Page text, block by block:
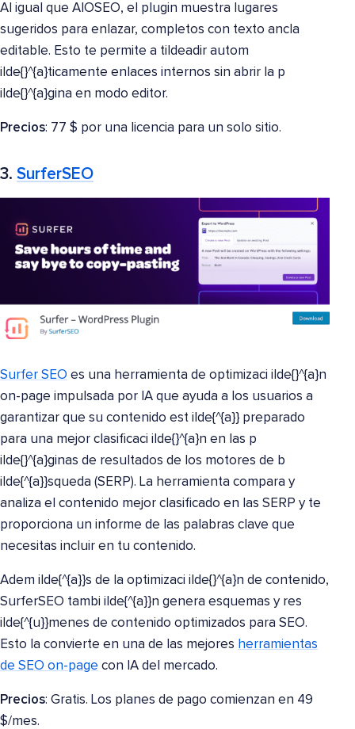
Al igual que AIOSEO, el plugin muestra lugares
sugeridos para enlazar, completos con texto ancla
editable. Esto te permite a tildeadir autom
ilde{}^{a}ticamente enlaces internos sin abrir la p
ilde{}^{a}gina en modo editor.
Precios: 77 $ por una licencia para un solo sitio.
3. SurferSEO
Surfer SEO es una herramienta de optimizaci ilde{}^{a}n
on-page impulsada por IA que ayuda a los usuarios a
garantizar que su contenido est ilde{^{a}} preparado
para una mejor clasificaci ilde{}^{a}n en las p
ilde{}^{a}ginas de resultados de los motores de b
ilde{^{a}}squeda (SERP). La herramienta compara y
analiza el contenido mejor clasificado en las SERP y te
proporciona un informe de las palabras clave que
necesitas incluir en tu contenido.
Adem ilde{^{a}}s de la optimizaci ilde{}^{a}n de contenido,
SurferSEO tambi ilde{^{a}}n genera esquemas y res
ilde{^{u}}menes de contenido optimizados para SEO.
Esto la convierte en una de las mejores herramientas
de SEO on-page con IA del mercado.
Precios: Gratis. Los planes de pago comienzan en 49
$/mes.